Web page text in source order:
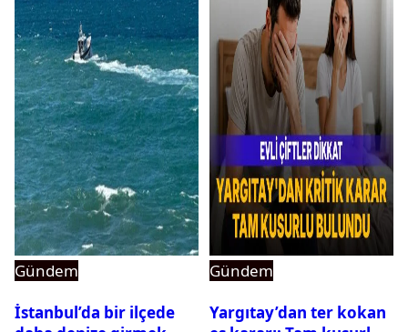
Gündem
İstanbul’da bir ilçede
Gündem
Yargıtay’dan ter kokan